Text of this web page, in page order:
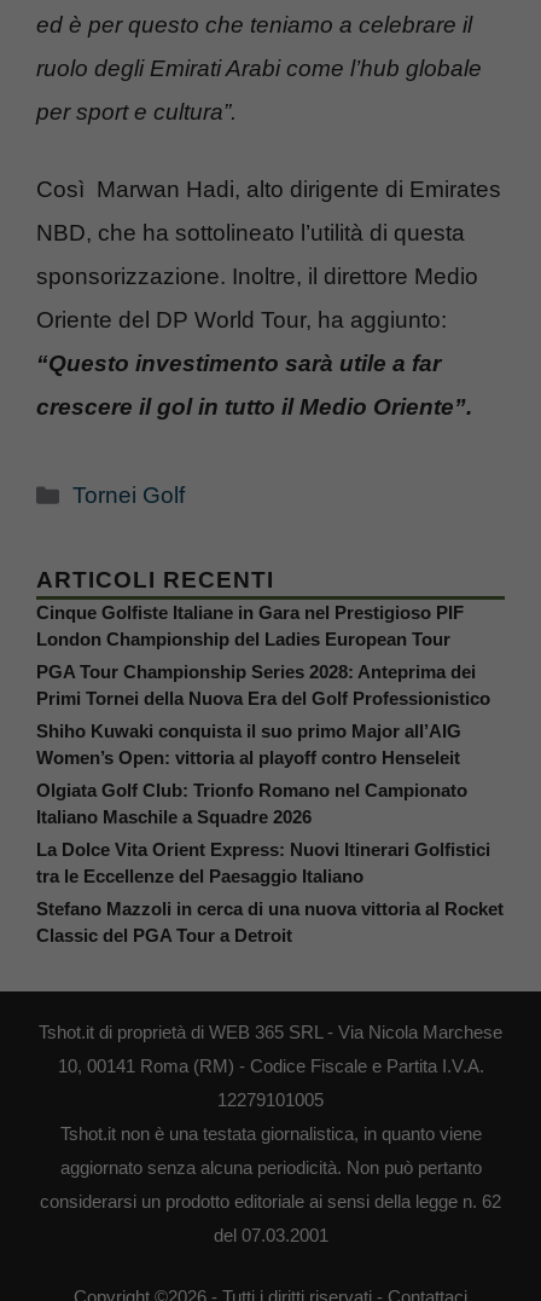
ed è per questo che teniamo a celebrare il
ruolo degli Emirati Arabi come l’hub globale
per sport e cultura”.
Così Marwan Hadi, alto dirigente di Emirates
NBD, che ha sottolineato l’utilità di questa
sponsorizzazione. Inoltre, il direttore Medio
Oriente del DP World Tour, ha aggiunto:
“Questo investimento sarà utile a far
crescere il gol in tutto il Medio Oriente”.
Categorie
Tornei Golf
ARTICOLI RECENTI
Cinque Golfiste Italiane in Gara nel Prestigioso PIF
London Championship del Ladies European Tour
PGA Tour Championship Series 2028: Anteprima dei
Primi Tornei della Nuova Era del Golf Professionistico
Shiho Kuwaki conquista il suo primo Major all’AIG
Women’s Open: vittoria al playoff contro Henseleit
Olgiata Golf Club: Trionfo Romano nel Campionato
Italiano Maschile a Squadre 2026
La Dolce Vita Orient Express: Nuovi Itinerari Golfistici
tra le Eccellenze del Paesaggio Italiano
Stefano Mazzoli in cerca di una nuova vittoria al Rocket
Classic del PGA Tour a Detroit
Tshot.it di proprietà di WEB 365 SRL - Via Nicola Marchese
10, 00141 Roma (RM) - Codice Fiscale e Partita I.V.A.
12279101005
Tshot.it non è una testata giornalistica, in quanto viene
aggiornato senza alcuna periodicità. Non può pertanto
considerarsi un prodotto editoriale ai sensi della legge n. 62
del 07.03.2001
Copyright ©2026 - Tutti i diritti riservati - Contattaci